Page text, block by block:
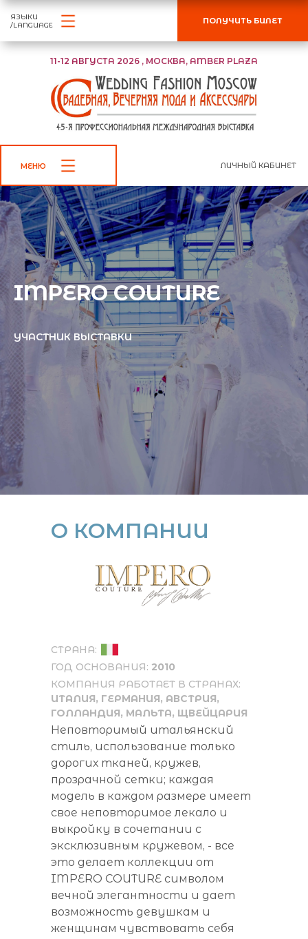
11-12 АВГУСТА 2026 , МОСКВА, AMBER PLAZA
ЛИЧНЫЙ КАБИНЕТ
ЯЗЫКИ
/LANGUAGE
ПОЛУЧИТЬ БИЛЕТ
МЕНЮ
IMPERO COUTURE
УЧАСТНИК ВЫСТАВКИ
Неповторимый итальянский
стиль, использование только
дорогих тканей, кружев,
прозрачной сетки; каждая
модель в каждом размере имеет
свое неповторимое лекало и
выкройку в сочетании с
эксклюзивным кружевом, - все
это делает коллекции от
IMPERO COUTURE символом
вечной элегантности и дает
возможность девушкам и
женщинам чувствовать себя
О КОМПАНИИ
ГОД ОСНОВАНИЯ: 2010
КОМПАНИЯ РАБОТАЕТ В СТРАНАХ:
ИТАЛИЯ, ГЕРМАНИЯ, АВСТРИЯ,
ГОЛЛАНДИЯ, МАЛЬТА, ЩВЕЙЦАРИЯ
СТРАНА: